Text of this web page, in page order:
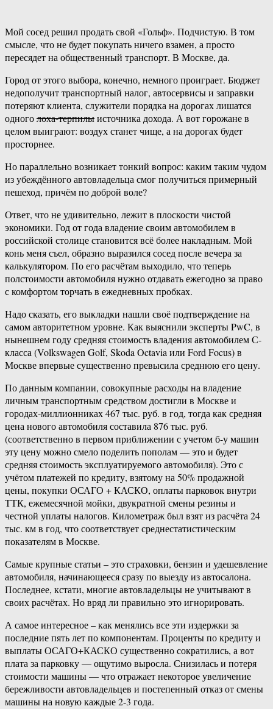
Мой сосед решил продать свой «Гольф». Подчистую. В том
смысле, что не будет покупать ничего взамен, а просто
пересядет на общественный транспорт. В Москве, да.
Город от этого выбора, конечно, немного проиграет. Бюджет
недополучит транспортный налог, автосервисы и заправки
потеряют клиента, служители порядка на дорогах лишатся
одноголоха-терпилыисточника дохода. А вот горожане в
целом выиграют: воздух станет чище, а на дорогах будет
просторнее.
Но параллельно возникает тонкий вопрос: каким таким чудом
из убеждённого автовладельца смог получиться примерный
пешеход, причём по доброй воле?
Ответ, что не удивительно, лежит в плоскости чистой
экономики. Год от года владение своим автомобилем в
российской столице становится всё более накладным. Мой
конь меня съел, образно выразился сосед после вечера за
калькулятором. По его расчётам выходило, что теперь
полстоимости автомобиля нужно отдавать ежегодно за право
с комфортом торчать в ежедневных пробках.
Надо сказать, его выкладки нашли своё подтверждение на
самом авторитетном уровне. Как выяснили эксперты PwC, в
нынешнем году средняя стоимость владения автомобилем С-
класса (Volkswagen Golf, Skoda Octavia или Ford Focus) в
Москве впервые существенно превысила среднюю его цену.
По данным компании, совокупные расходы на владение
личным транспортным средством достигли в Москве и
городах-миллионниках 467 тыс. руб. в год, тогда как средняя
цена нового автомобиля составила 876 тыс. руб.
(соответственно в первом приближении с учетом б-у машин
эту цену можно смело поделить пополам — это и будет
средняя стоимость эксплуатируемого автомобиля). Это с
учётом платежей по кредиту, взятому на 50% продажной
цены, покупки ОСАГО + КАСКО, оплаты парковок внутри
ТТК, ежемесячной мойки, двукратной смены резины и
честной уплаты налогов. Километраж был взят из расчёта 24
тыс. км в год, что соответствует среднестатистическим
показателям в Москве.
Самые крупные статьи – это страховки, бензин и удешевление
автомобиля, начинающееся сразу по выезду из автосалона.
Последнее, кстати, многие автовладельцы не учитывают в
своих расчётах. Но вряд ли правильно это игнорировать.
А самое интересное – как менялись все эти издержки за
последние пять лет по компонентам. Проценты по кредиту и
выплаты ОСАГО+КАСКО существенно сократились, а вот
плата за парковку — ощутимо выросла. Снизилась и потеря
стоимости машины — что отражает некоторое увеличение
бережливости автовладельцев и постепенный отказ от смены
машины на новую каждые 2-3 года.